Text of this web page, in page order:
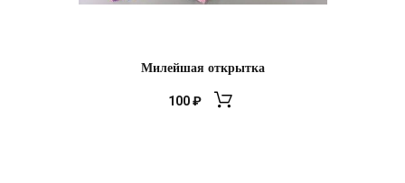
Милейшая открытка
100₽